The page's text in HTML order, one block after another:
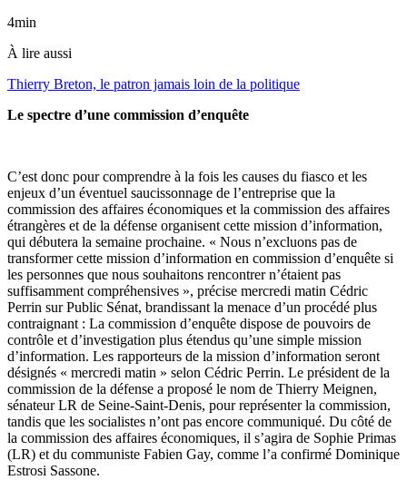
4min
À lire aussi
Thierry Breton, le patron jamais loin de la politique
Le spectre d’une commission d’enquête
C’est donc pour comprendre à la fois les causes du fiasco et les
enjeux d’un éventuel saucissonnage de l’entreprise que la
commission des affaires économiques et la commission des affaires
étrangères et de la défense organisent cette mission d’information,
qui débutera la semaine prochaine. « Nous n’excluons pas de
transformer cette mission d’information en commission d’enquête si
les personnes que nous souhaitons rencontrer n’étaient pas
suffisamment compréhensives », précise mercredi matin Cédric
Perrin sur Public Sénat, brandissant la menace d’un procédé plus
contraignant : La commission d’enquête dispose de pouvoirs de
contrôle et d’investigation plus étendus qu’une simple mission
d’information. Les rapporteurs de la mission d’information seront
désignés « mercredi matin » selon Cédric Perrin. Le président de la
commission de la défense a proposé le nom de Thierry Meignen,
sénateur LR de Seine-Saint-Denis, pour représenter la commission,
tandis que les socialistes n’ont pas encore communiqué. Du côté de
la commission des affaires économiques, il s’agira de Sophie Primas
(LR) et du communiste Fabien Gay, comme l’a confirmé Dominique
Estrosi Sassone.